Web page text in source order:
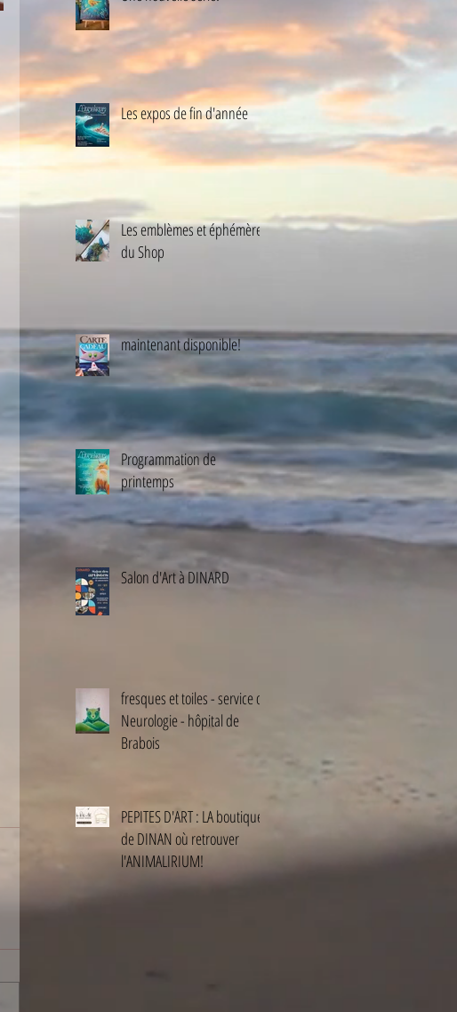
Les expos de fin d'année
Les emblèmes et éphémères
du Shop
maintenant disponible!
Programmation de
printemps
Salon d'Art à DINARD
fresques et toiles - service de
Neurologie - hôpital de
Brabois
PEPITES D'ART : LA boutique
de DINAN où retrouver
l'ANIMALIRIUM!